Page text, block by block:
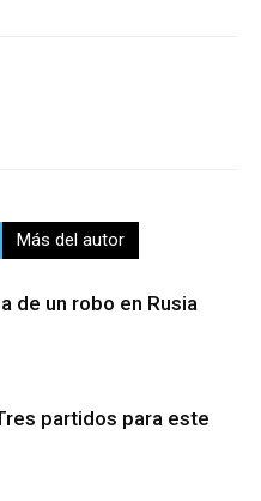
Más del autor
de un robo en Rusia
partidos para este